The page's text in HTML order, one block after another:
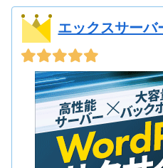
エックスサーバ